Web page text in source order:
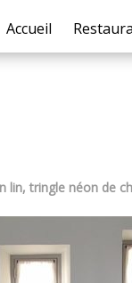
Accueil
lin, tringle néon de